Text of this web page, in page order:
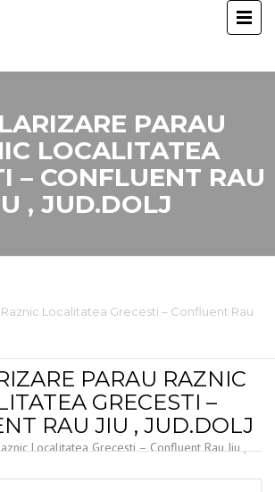
PARAU
LOCALITATEA
– CONFLUENT RAU
, JUD.DOLJ
Localitatea Grecesti – Confluent Rau
PARAU RAZNIC
GRECESTI –
RAU JIU , JUD.DOLJ
Localitatea Grecesti – Confluent Rau Jiu ,